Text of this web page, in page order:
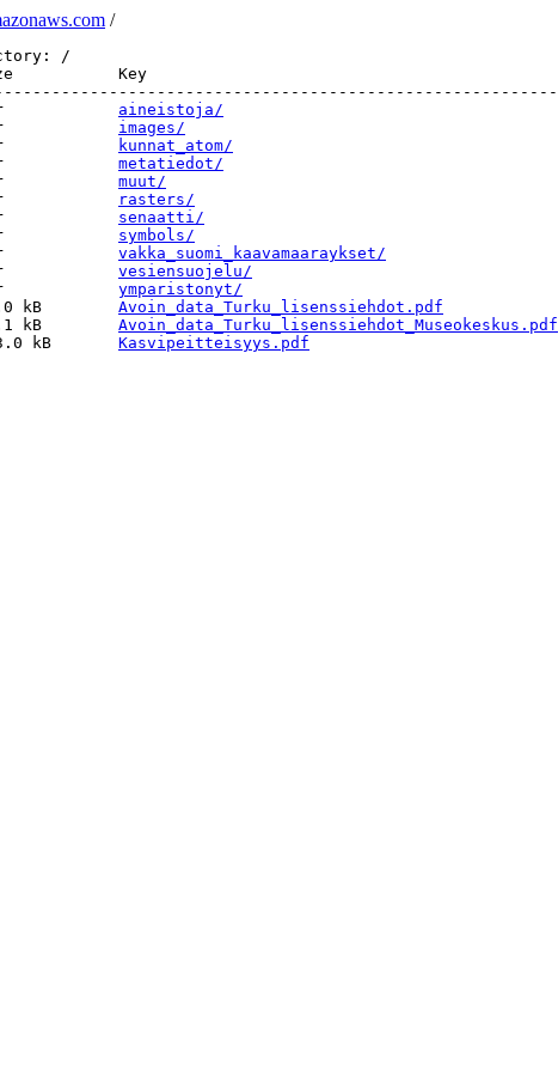
/
/
Key
dir
aineistoja/
dir
images/
dir
kunnat_atom/
dir
metatiedot/
dir
muut/
dir
rasters/
dir
senaatti/
dir
symbols/
dir
vakka_suomi_kaavamaaraykset/
dir
vesiensuojelu/
dir
ymparistonyt/
13.0 kB Avoin_data_Turku_lisenssiehdot.pdf
14.1 kB Avoin_data_Turku_lisenssiehdot_Museokeskus.pdf
323.0 kB Kasvipeitteisyys.pdf